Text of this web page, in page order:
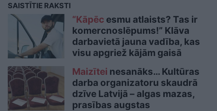
SAISTĪTIE RAKSTI
“Kāpēc esmu atlaists? Tas ir
komercnoslēpums!” Klāva
darbavietā jauna vadība, kas
visu apgriež kājām gaisā
Maizītei nesanāks… Kultūras
darba organizatoru skaudrā
dzīve Latvijā – algas mazas,
prasības augstas